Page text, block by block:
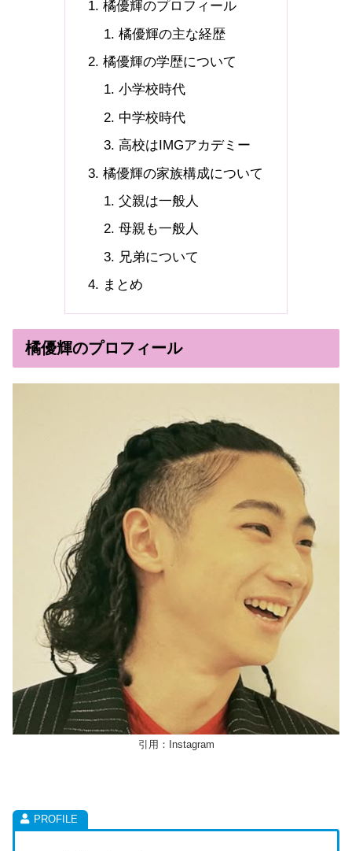
橘優輝のプロフィール
橘優輝の主な経歴
橘優輝の学歴について
小学校時代
中学校時代
高校はIMGアカデミー
橘優輝の家族構成について
父親は一般人
母親も一般人
兄弟について
まとめ
橘優輝のプロフィール
引用：Instagram